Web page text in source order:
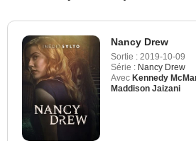
Nancy Drew
Sortie : 2019-10-09
Série : Nancy Drew
Avec Kennedy
Maddison Jaizani